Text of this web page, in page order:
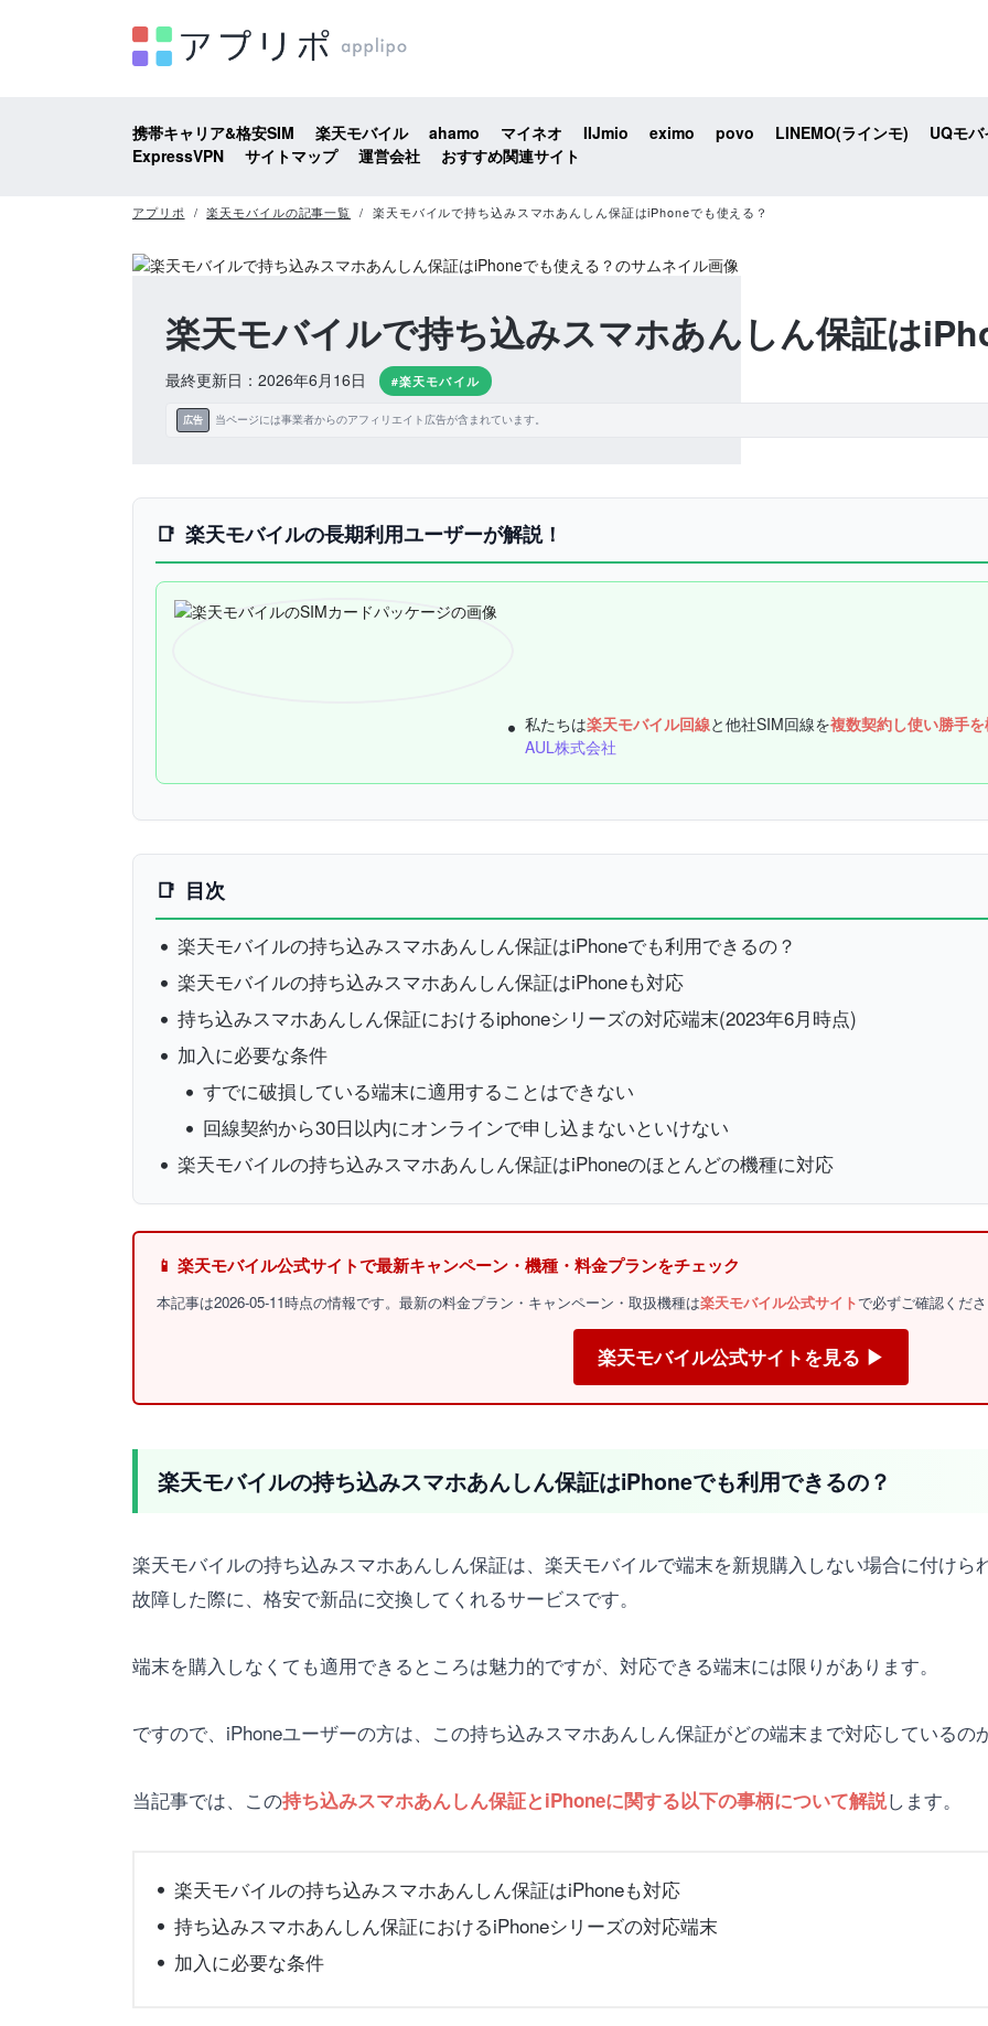
携帯キャリア&格安SIM 楽天モバイル ahamo マイネオ IIJmio eximo povo LINEMO(ラインモ)
UQモ
ExpressVPN
サイトマップ 運営会社 おすすめ関連サイト
アプリポ 楽天モバイルの記事一覧 楽天モバイルで持ち込みスマホあんしん保証はiPhoneでも使える？
楽天モバイルで持ち込みスマホあんしん保証は
最終更新日：2026年6月16日 #楽天モバイル
広告 当ページには事業者からのアフィリエイト広告が含まれています。
楽天モバイルの長期利用ユーザーが解説！
私たちは楽天モバイル回線と他社SIM回線を複数契約し使い勝手
AUL株式会社
目次
楽天モバイルの持ち込みスマホあんしん保証はiPhoneでも利用できるの？
楽天モバイルの持ち込みスマホあんしん保証はiPhoneも対応
持ち込みスマホあんしん保証におけるiphoneシリーズの対応端末(2023年6月時点)
加入に必要な条件
すでに破損している端末に適用することはできない
回線契約から30日以内にオンラインで申し込まないといけない
楽天モバイルの持ち込みスマホあんしん保証はiPhoneのほとんどの機種に対応
📱 楽天モバイル公式サイトで最新キャンペーン・機種・料金プランをチェック
本記事は2026-05-11時点の情報です。最新の料金プラン・キャンペーン・取扱機種は楽天モバイル公式サイトで必ずご確認くだ
楽天モバイル公式サイトを見る ▶
楽天モバイルの持ち込みスマホあんしん保証はiPhoneでも利用できるの？
楽天モバイルの持ち込みスマホあんしん保証は、楽天モバイルで端末を新規購入しない場合に付け
故障した際に、格安で新品に交換してくれるサービスです。
端末を購入しなくても適用できるところは魅力的ですが、対応できる端末には限りがあります。
ですので、iPhoneユーザーの方は、この持ち込みスマホあんしん保証がどの端末まで対応しているの
当記事では、この持ち込みスマホあんしん保証とiPhoneに関する以下の事柄について解説します。
楽天モバイルの持ち込みスマホあんしん保証はiPhoneも対応
持ち込みスマホあんしん保証におけるiPhoneシリーズの対応端末
加入に必要な条件